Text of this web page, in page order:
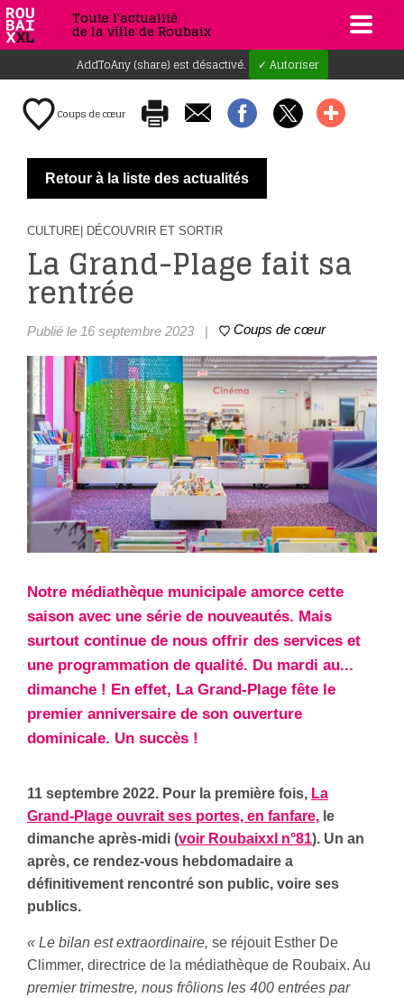
Toute l'actualité
de la ville de Roubaix
AddToAny (share) est désactivé. ✓ Autoriser
Coups de cœur
Retour à la liste des actualités
CULTURE | DÉCOUVRIR ET SORTIR
La Grand-Plage fait sa
rentrée
Publié le 16 septembre 2023 | Coups de cœur
Notre médiathèque municipale amorce cette
saison avec une série de nouveautés. Mais
surtout continue de nous offrir des services et
une programmation de qualité. Du mardi au...
dimanche ! En effet, La Grand-Plage fête le
premier anniversaire de son ouverture
dominicale. Un succès !
11 septembre 2022. Pour la première fois, La
Grand-Plage ouvrait ses portes, en fanfare, le
dimanche après-midi (voir Roubaixxl n°81). Un an
après, ce rendez-vous hebdomadaire a
définitivement rencontré son public, voire ses
publics.
« Le bilan est extraordinaire, se réjouit Esther De
Climmer, directrice de la médiathèque de Roubaix. Au
premier trimestre, nous frôlions les 400 entrées par